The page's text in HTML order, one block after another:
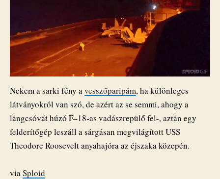
Nekem a sarki fény avesszőparipám, ha különleges
látványokról van szó, de azért az se semmi, ahogy a
lángcsóvát húzó F–18-as vadászrepülő fel-, aztán egy
felderítőgép leszáll a sárgásan megvilágított USS
Theodore Roosevelt anyahajóra az éjszaka közepén.
viaSploid